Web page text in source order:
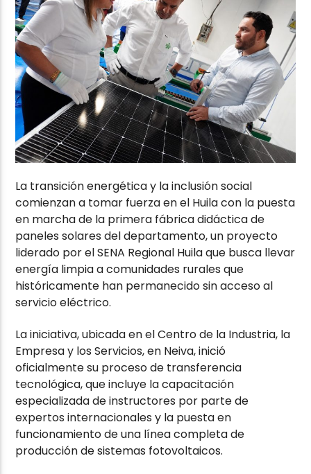
La transición energética y la inclusión social
comienzan a tomar fuerza en el Huila con la puesta
en marcha de la primera fábrica didáctica de
paneles solares del departamento, un proyecto
liderado por el SENA Regional Huila que busca llevar
energía limpia a comunidades rurales que
históricamente han permanecido sin acceso al
servicio eléctrico.
La iniciativa, ubicada en el Centro de la Industria, la
Empresa y los Servicios, en Neiva, inició
oficialmente su proceso de transferencia
tecnológica, que incluye la capacitación
especializada de instructores por parte de
expertos internacionales y la puesta en
funcionamiento de una línea completa de
producción de sistemas fotovoltaicos.